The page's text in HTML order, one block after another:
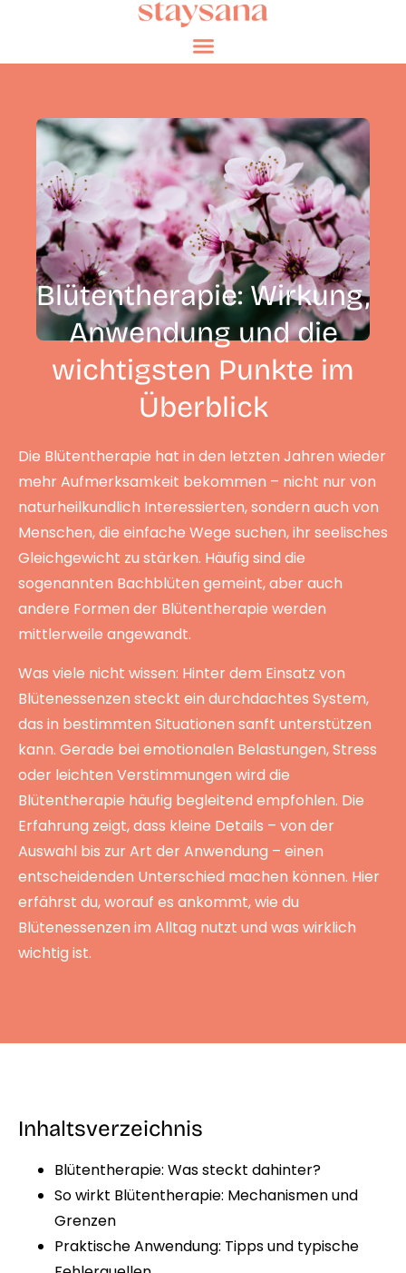
Blütentherapie: Wirkung,
Anwendung und die
wichtigsten Punkte im
Überblick
Die Blütentherapie hat in den letzten Jahren wieder
mehr Aufmerksamkeit bekommen – nicht nur von
naturheilkundlich Interessierten, sondern auch von
Menschen, die einfache Wege suchen, ihr seelisches
Gleichgewicht zu stärken. Häufig sind die
sogenannten Bachblüten gemeint, aber auch
andere Formen der Blütentherapie werden
mittlerweile angewandt.
Was viele nicht wissen: Hinter dem Einsatz von
Blütenessenzen steckt ein durchdachtes System,
das in bestimmten Situationen sanft unterstützen
kann. Gerade bei emotionalen Belastungen, Stress
oder leichten Verstimmungen wird die
Blütentherapie häufig begleitend empfohlen. Die
Erfahrung zeigt, dass kleine Details – von der
Auswahl bis zur Art der Anwendung – einen
entscheidenden Unterschied machen können. Hier
erfährst du, worauf es ankommt, wie du
Blütenessenzen im Alltag nutzt und was wirklich
wichtig ist.
Inhaltsverzeichnis
Blütentherapie: Was steckt dahinter?
So wirkt Blütentherapie: Mechanismen und
Grenzen
Praktische Anwendung: Tipps und typische